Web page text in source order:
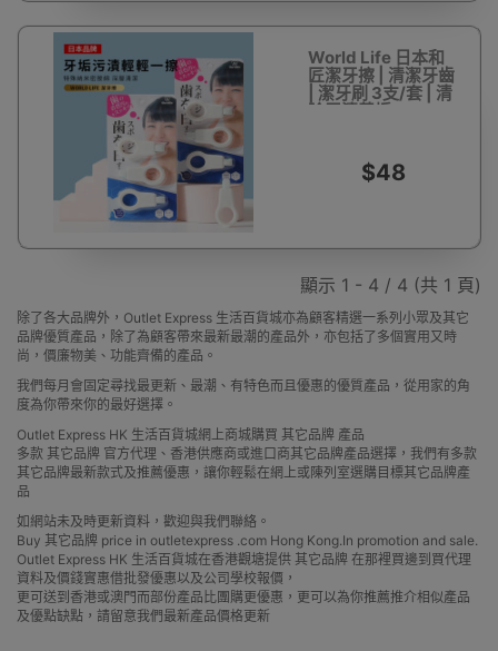
World Life 日本和
匠潔牙擦 | 清潔牙齒
| 潔牙刷 3支/套 | 清
除牙漬黃垢
$48
顯示 1 - 4 / 4 (共 1 頁)
除了各大品牌外，Outlet Express 生活百貨城亦為顧客精選一系列小眾及其它
品牌優質產品，除了為顧客帶來最新最潮的產品外，亦包括了多個實用又時
尚，價廉物美、功能齊備的產品。
我們每月會固定尋找最更新、最潮、有特色而且優惠的優質產品，從用家的角
度為你帶來你的最好選擇。
Outlet Express HK 生活百貨城網上商城購買 其它品牌 產品
多款 其它品牌 官方代理、香港供應商或進口商其它品牌產品選擇，我們有多款
其它品牌最新款式及推薦優惠，讓你輕鬆在網上或陳列室選購目標其它品牌產
品
如網站未及時更新資料，歡迎與我們聯絡。
Buy 其它品牌 price in outletexpress .com Hong Kong.In promotion and sale.
Outlet Express HK 生活百貨城在香港觀塘提供 其它品牌 在那裡買邊到買代理
資料及價錢實惠借批發優惠以及公司學校報價，
更可送到香港或澳門而部份產品比團購更優惠，更可以為你推薦推介相似產品
及優點缺點，請留意我們最新產品價格更新